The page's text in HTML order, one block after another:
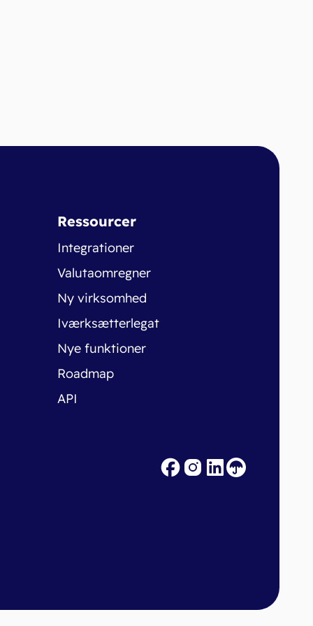
Ressourcer
Integrationer
Valutaomregner
Ny virksomhed
Iværksætterlegat
Nye funktioner
Roadmap
API